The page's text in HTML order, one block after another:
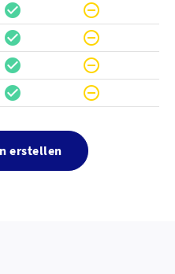
check_circle do_not_disturb_on
check_circle do_not_disturb_on
check_circle do_not_disturb_on
check_circle do_not_disturb_on
erstellen